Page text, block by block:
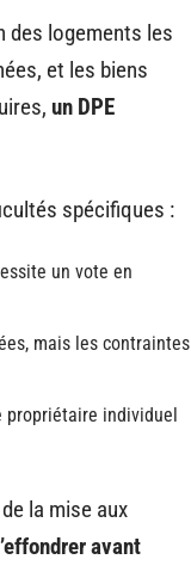
des logements les
et les biens
un DPE
spécifiques :
un vote en
mais les contraintes
propriétaire individuel
la mise aux
avant